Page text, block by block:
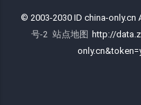
© 2003-2030 ID china-only.cn
号-2 站点地图 http://